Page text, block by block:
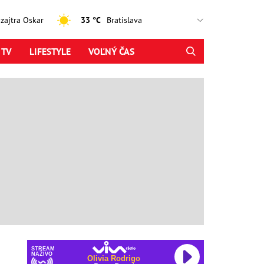
Oskar 33 °C
LIFESTYLE VOĽNÝ ČAS
STREAM
NAŽIVO
Olivia Rodrigo